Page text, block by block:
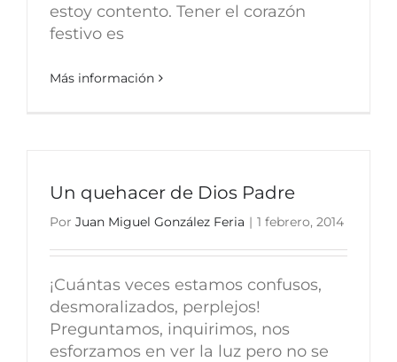
estoy contento. Tener el corazón
festivo es
Más información
Un quehacer de Dios Padre
Por Juan Miguel González Feria | 1 febrero, 2014
¡Cuántas veces estamos confusos,
desmoralizados, perplejos!
Preguntamos, inquirimos, nos
esforzamos en ver la luz pero no se